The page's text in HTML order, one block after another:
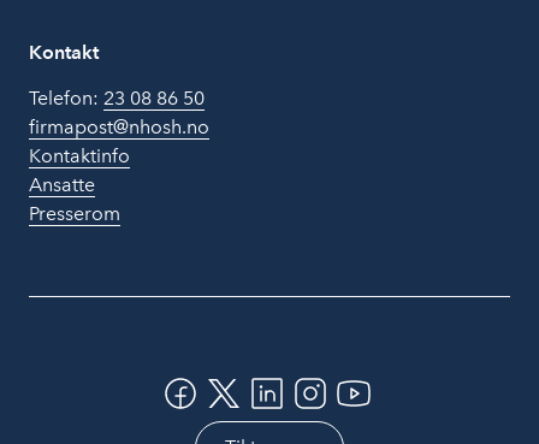
Kontakt
Telefon: 23 08 86 50
firmapost@nhosh.no
Kontaktinfo
Ansatte
Presserom